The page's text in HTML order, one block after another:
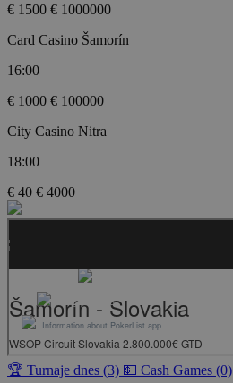
€ 1500 € 1000000
Card Casino Šamorín
16:00
€ 1000 € 100000
City Casino Nitra
18:00
€ 40 € 4000
🏆 Turnaje dnes (3) 💵 Cash Games (0)